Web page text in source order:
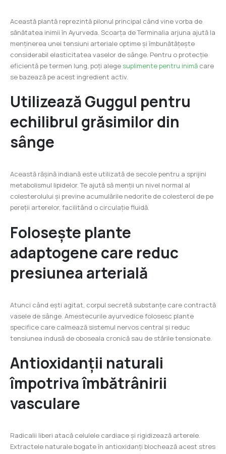
Această plantă reprezintă pilonul principal când vine vorba de
sănătatea inimii în Ayurveda. Scoarța de Terminalia arjuna ajută la
menținerea unei tensiuni arteriale optime și îmbunătățește
considerabil elasticitatea vaselor de sânge. Pentru o protecție
eficientă pe termen lung, poți alege suplimente pentru inimă care
se bazează pe acest ingredient activ.
Utilizează Guggul pentru
echilibrul grăsimilor din
sânge
Această rășină indiană este utilizată de secole pentru a sprijini
metabolismul lipidelor. Te ajută să menții un nivel normal al
colesterolului și previne acumulările nedorite de colesterol de pe
pereții arterelor, facilitând o circulație fluidă.
Folosește plante
adaptogene care reduc
presiunea arterială
Atunci când ești agitat, corpul secretă substanțe care contractă
vasele de sânge. Amestecurile ayurvedice folosesc plante
specifice care calmează sistemul nervos central și reduc
tensiunea indusă de oboseala cronică sau de stările tensionate.
Antioxidanții naturali
împotriva îmbătrânirii
vasculare
Radicalii liberi atacă celulele cardiace și rigidizează arterele.
Extractele naturale bogate în antioxidanți blochează acest stres